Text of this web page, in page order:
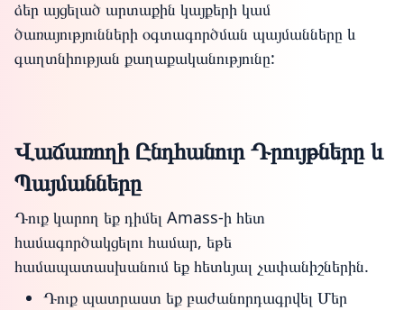
ձեր այցելած արտաքին կայքերի կամ
ծառայությունների օգտագործման պայմանները և
գաղտնիության քաղաքականությունը:
Վաճառողի Ընդհանուր Դրույթները և
Պայմանները
Դուք կարող եք դիմել Amass-ի հետ
համագործակցելու համար, եթե
համապատասխանում եք հետևյալ չափանիշներին.
Դուք պատրաստ եք բաժանորդագրվել Մեր